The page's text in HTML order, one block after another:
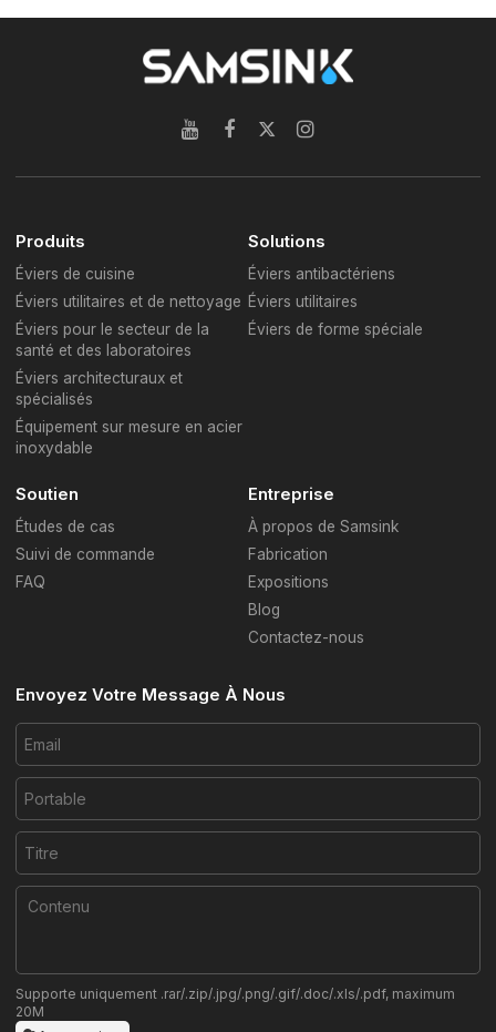
Produits
Éviers de cuisine
Éviers utilitaires et de nettoyage
Éviers pour le secteur de la
santé et des laboratoires
Éviers architecturaux et
spécialisés
Équipement sur mesure en acier
inoxydable
Solutions
Éviers antibactériens
Éviers utilitaires
Éviers de forme spéciale
Soutien
Études de cas
Suivi de commande
FAQ
Entreprise
À propos de Samsink
Fabrication
Expositions
Blog
Contactez-nous
Envoyez Votre Message À Nous
Supporte uniquement .rar/.zip/.jpg/.png/.gif/.doc/.xls/.pdf, maximum
20M